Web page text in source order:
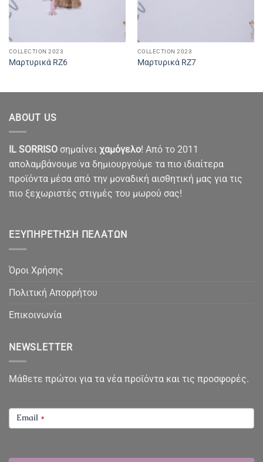
COLLECTION 2023
Μαρτυρικά RZ6
COLLECTION 2023
Μαρτυρικά RZ7
ABOUT US
IL SORRISO σημαίνει χαμόγελο! Από το 2011
απολαμβάνουμε να δημιουργούμε τα πιο ιδιαίτερα
προϊόντα μέσα από την μοναδική αισθητική μας για τις
πιο ξεχωριστές στιγμές του μωρού σας!
ΕΞΥΠΗΡΈΤΗΣΗ ΠΕΛΑΤΏΝ
Όροι Χρήσης
Πολιτική Απορρήτου
Επικοινωνία
NEWSLETTER
Μάθετε πρώτοι για τα νέα προϊόντα και τις προσφορές.
NEWSLETTER
Email *